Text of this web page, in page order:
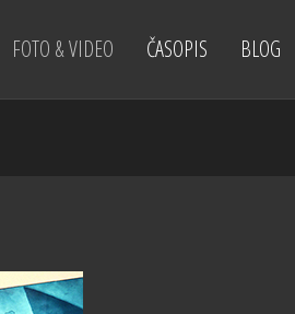
FOTO & VIDEO ČASOPIS BLOG